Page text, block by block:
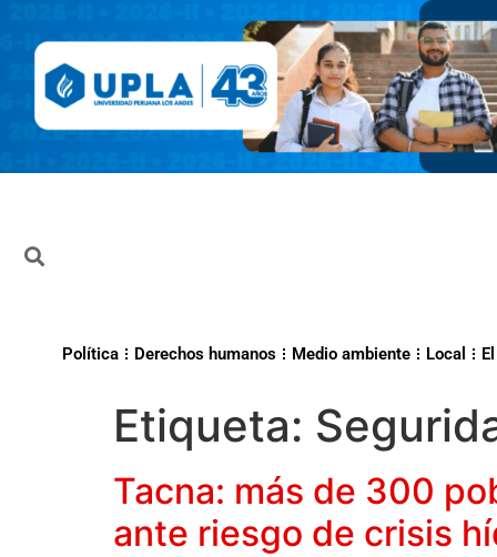
Política Derechos humanos Medio ambiente Local
Etiqueta:
Tacna: más de 300
ante riesgo de crisis